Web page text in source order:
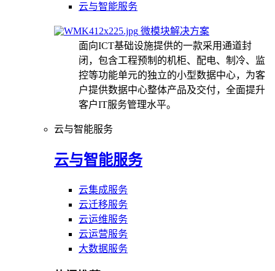
云与智能服务
微模块解决方案
面向ICT基础设施提供的一款采用通道封
闭，包含工程预制的机柜、配电、制冷、监
控等功能单元的独立的小型数据中心，为客
户提供数据中心整体产品及交付，全面提升
客户IT服务管理水平。
云与智能服务
云与智能服务
云集成服务
云迁移服务
云运维服务
云运营服务
大数据服务